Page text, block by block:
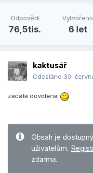
Odpovědi
76,5tis.
Vytvořeno
6 let
kaktusář
Odesláno 30.
zacala dovolena
Obsah je
uživatelům.
zdarma.